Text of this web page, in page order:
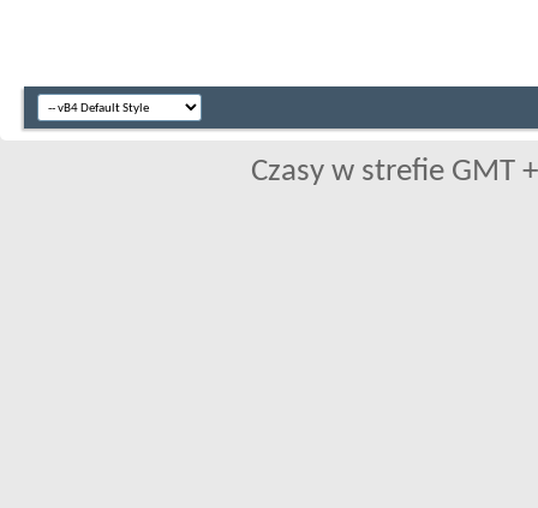
Czasy w strefie GMT